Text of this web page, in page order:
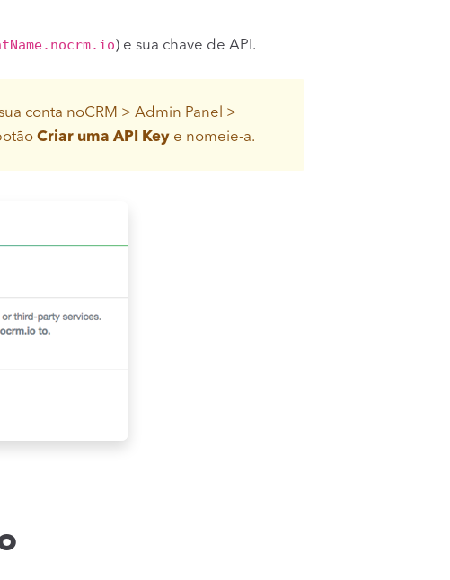
) e sua chave de API.
conta noCRM > Admin Panel >
Criar uma API Key e nomeie-a.